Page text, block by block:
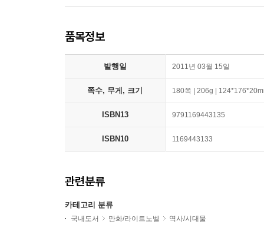
품목정보
발행일 2011년 03월 15일
쪽수, 무게, 크기 180쪽 | 206g |
ISBN13 9791169443135
ISBN10 1169443133
관련분류
카테고리 분류
국내도서 만화/라이트노벨 역사/시대물